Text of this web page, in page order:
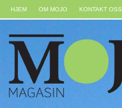
HJEM OM MOJO KONTAKT OSS